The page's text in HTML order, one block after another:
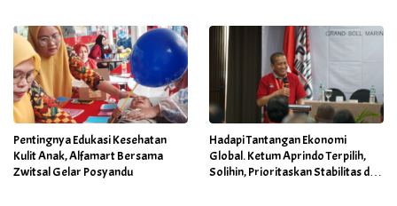
Pentingnya Edukasi Kesehatan
Kulit Anak, Alfamart Bersama
Zwitsal Gelar Posyandu
Hadapi Tantangan Ekonomi
Global. Ketum Aprindo Terpilih,
Solihin, Prioritaskan Stabilitas dan